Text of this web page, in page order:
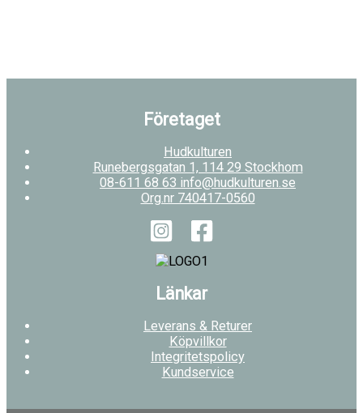
Företaget
Hudkulturen
Runebergsgatan 1, 114 29 Stockhom
08-611 68 63 info@hudkulturen.se
Org.nr 740417-0560
Länkar
Leverans & Returer
Köpvillkor
Integritetspolicy
Kundservice